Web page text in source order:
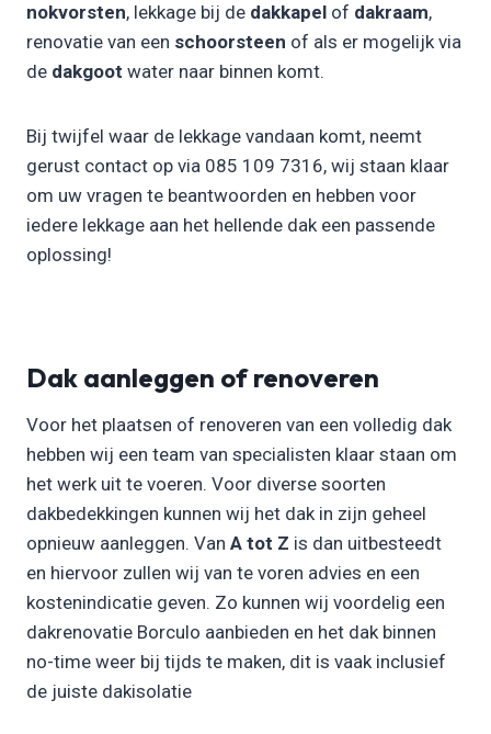
nokvorsten, lekkage bij de dakkapel of dakraam,
renovatie van een schoorsteen of als er mogelijk via
de dakgoot water naar binnen komt.
Bij twijfel waar de lekkage vandaan komt, neemt
gerust contact op via 085 109 7316, wij staan klaar
om uw vragen te beantwoorden en hebben voor
iedere lekkage aan het hellende dak een passende
oplossing!
Dak aanleggen of renoveren
Voor het plaatsen of renoveren van een volledig dak
hebben wij een team van specialisten klaar staan om
het werk uit te voeren. Voor diverse soorten
dakbedekkingen kunnen wij het dak in zijn geheel
opnieuw aanleggen. Van A tot Z is dan uitbesteedt
en hiervoor zullen wij van te voren advies en een
kostenindicatie geven. Zo kunnen wij voordelig een
dakrenovatie Borculo aanbieden en het dak binnen
no-time weer bij tijds te maken, dit is vaak inclusief
de juiste dakisolatie